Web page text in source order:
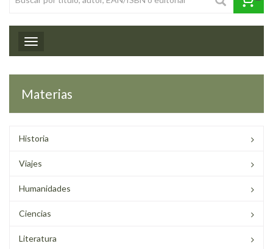
Toggle navigation
Materias
Historia
Viajes
Humanidades
Ciencias
Literatura